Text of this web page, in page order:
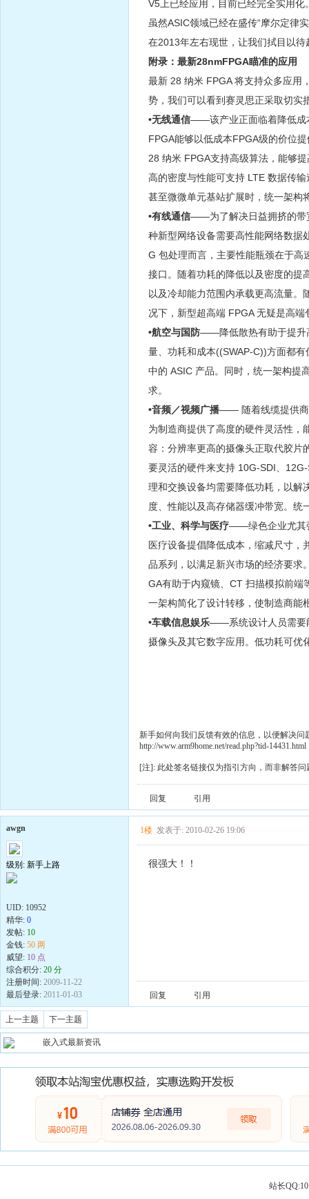
V5上已经应用，目前已经完全实用化
虽然ASIC领域已经在盛传“摩尔定律
在2013年左右现世，让我们拭目以
附录：最新28nmFPGA瞄准的应用
最新 28 纳米 FPGA 将支持众多应用
势，我们可以看到赛灵思正采取切实
•无线通信——该产业正面临着降低成
FPGA能够以低成本FPGA级的价位
28 纳米 FPGA支持高级算法，能够
高的密度与性能可支持 LTE 数据传
甚至微微单元基站扩展时，统一架构
•有线通信——为了解决日益拥挤的带
种新型网络设备需要高性能网络数据
G 包处理而言，主要性能瓶颈在于高
接口。随着功耗的降低以及密度的提
以及冷却能力范围内承载更高流量。
况下，新型超高端 FPGA 无疑是高
•航空与国防——降低散热有助于提升
量、功耗和成本((SWAP-C))方面都
中的 ASIC 产品。同时，统一架构提
求。
•音频／视频广播—— 随着线缆提供商
为制造商提供了高度的硬件灵活性，
容：分辨率更高的摄像头正取代胶片
要灵活的硬件来支持 10G-SDI、
理和交换设备均需要降低功耗，以解
度、性能以及高存储器缓冲带宽。
•工业、科学与医疗——绿色企业尤其
医疗设备提倡降低成本，缩减尺寸
品系列，以满足新兴市场的经济要求
GA有助于内窥镜、CT 扫描模拟前端
一架构简化了设计转移，使制造商能
•车载信息娱乐——系统设计人员需要
摄像头及其它数字应用。低功耗可优
新手如何向我们反馈有效的信息，以便解决问
http://www.arm9home.net/read.php?tid-14431.html
[注]: 此处签名链接仅为指引方向，而非解答问
回复 引用
awgn
级别: 新手上路
UID: 10952
精华: 0
发帖: 10
金钱: 50 两
威望: 10 点
综合积分: 20 分
注册时间: 2009-11-22
最后登录: 2011-01-03
1楼 发表于: 2010-02-26 19:06
很强大！！
回复 引用
上一主题 下一主题
嵌入式最新资讯
站长